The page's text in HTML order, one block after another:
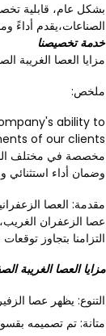
بشكل عام، قابلية
الصناعات،يقدم أداءً
خدمة تخصيصنا
مزايا العصا
ملخص:
ability to
مخصصة في مختلف
وضمان أداء استثنائي
مقدمة: العصا
عصا الزعفران
التزامنا بتجاوز توقعات
مزايا العصا الغريبة
التنوع: يظهر عصا
متانة: تم تصميمه